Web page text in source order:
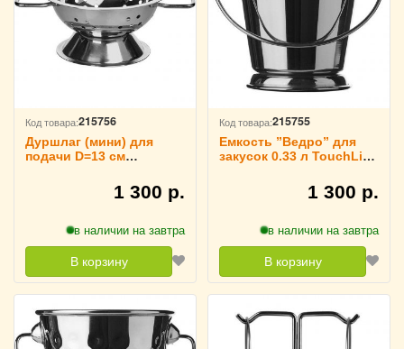
Код товара:215756
Дуршлаг (мини) для
подачи D=13 см
1 300 р.
в наличии на завтра
В корзину
Код товара:215755
Емкость ”Ведро” для
закусок 0.33 л TouchLife,
1 300 р.
в наличии на завтра
В корзину